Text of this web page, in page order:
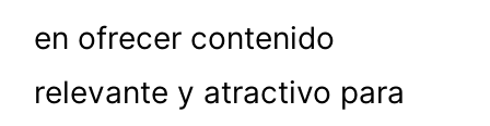
en ofrecer contenido
relevante y atractivo para